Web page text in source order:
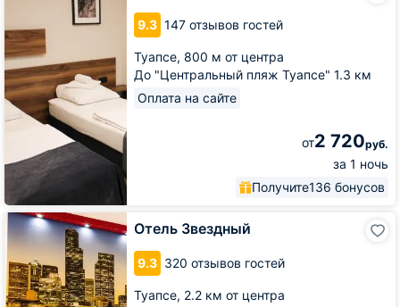
9.3 147 отзывов гостей
Туапсе, 800 м от центра
До "Центральный пляж Туапсе" 1.3 км
Оплата на сайте
от2 720руб.
за 1 ночь
Получите136 бонусов
Отель Звездный
9.3 320 отзывов гостей
Туапсе, 2.2 км от центра
Отель
Звездный